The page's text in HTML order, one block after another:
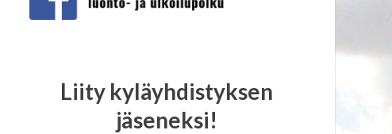
Liity kyläyhdistyksen
jäseneksi!